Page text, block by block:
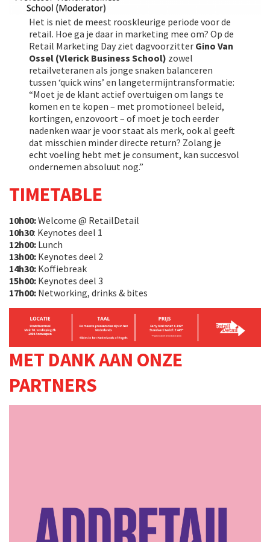
Het is niet de meest rooskleurige periode voor de
retail. Hoe ga je daar in marketing mee om? Op de
Retail Marketing Day ziet dagvoorzitter Gino Van
Ossel (Vlerick Business School) zowel
retailveteranen als jonge snaken balanceren
tussen ‘quick wins’ en langetermijntransformatie:
“Moet je de klant actief overtuigen om langs te
komen en te kopen – met promotioneel beleid,
kortingen, enzovoort – of moet je toch eerder
nadenken waar je voor staat als merk, ook al geeft
dat misschien minder directe return? Zolang je
echt voeling hebt met je consument, kan succesvol
ondernemen absoluut nog.”
TIMETABLE
10h00:Welcome @ RetailDetail
10h30: Keynotes deel 1
12h00: Lunch
13h00: Keynotes deel 2
14h30: Koffiebreak
15h00: Keynotes deel 3
17h00: Networking, drinks & bites
MET DANK AAN ONZE
PARTNERS